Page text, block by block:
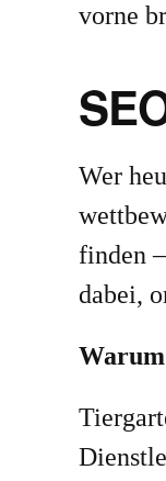
vorne
Wer
finden
dabei,